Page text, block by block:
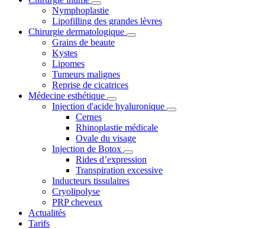
Nymphoplastie
Lipofilling des grandes lèvres
Chirurgie dermatologique
Grains de beaute
Kystes
Lipomes
Tumeurs malignes
Reprise de cicatrices
Médecine esthétique
Injection d'acide hyaluronique
Cernes
Rhinoplastie médicale
Ovale du visage
Injection de Botox
Rides d’expression
Transpiration excessive
Inducteurs tissulaires
Cryolipolyse
PRP cheveux
Actualités
Tarifs